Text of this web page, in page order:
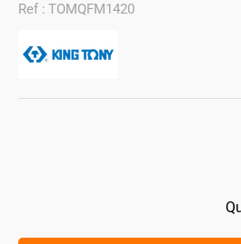
Ref : TOMQFM1420